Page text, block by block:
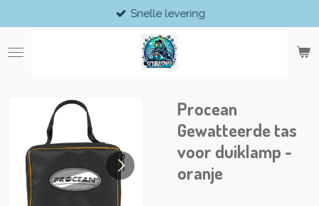
direct
naar
de
Snelle levering
Procean
Gewatteerde tas
voor duiklamp -
oranje